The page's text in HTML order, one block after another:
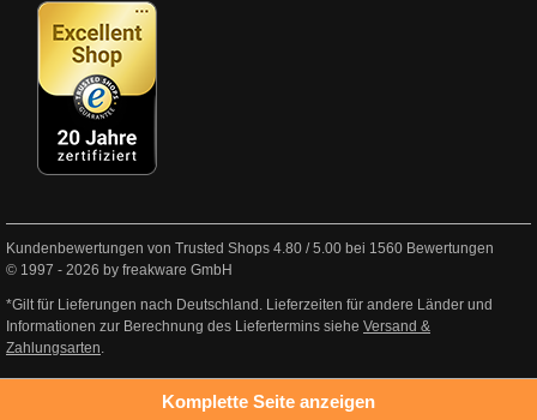
Kundenbewertungen von Trusted Shops 4.80 /5.00 bei 1560 Bewertungen
© 1997 - 2026 by freakware GmbH
*Gilt für Lieferungen nach Deutschland. Lieferzeiten für andere Länder und
Informationen zur Berechnung des Liefertermins siehe Versand &
Zahlungsarten.
Komplette Seite anzeigen